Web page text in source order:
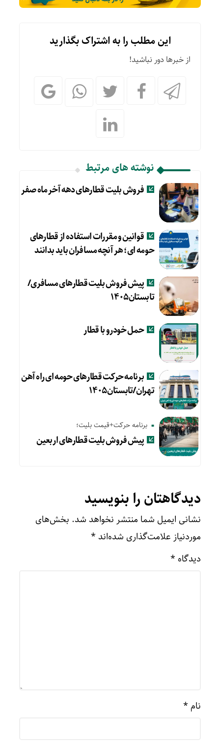
این مطلب را به اشتراک بگذارید
از خبرها دور نباشید!
نوشته های مرتبط
فروش بلیت قطارهای دهه آخر ماه صفر
قوانین و مقررات استفاده از قطارهای
حومه ای؛ هر آنچه مسافران باید بدانند
پیش فروش بلیت قطارهای مسافری/
تابستان۱۴۰۵
حمل خودرو با قطار
برنامه حرکت قطارهای حومه ای راه آهن
تهران/تابستان۱۴۰۵
برنامه حرکت+قیمت بلیت؛
پیش‌ فروش بلیت قطارهای اربعین
دیدگاهتان را بنویسید
نشانی ایمیل شما منتشر نخواهد شد. بخش‌های
موردنیاز علامت‌گذاری شده‌اند *
دیدگاه *
نام *